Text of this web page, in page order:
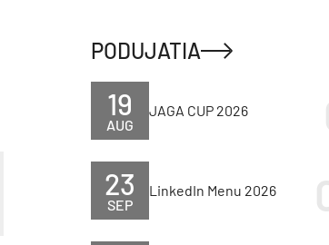
PODUJATIA
AUG
19 JAGA CUP 2026
SEP
23 LinkedIn Menu 2026